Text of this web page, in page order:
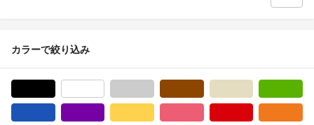
カラーで絞り込み